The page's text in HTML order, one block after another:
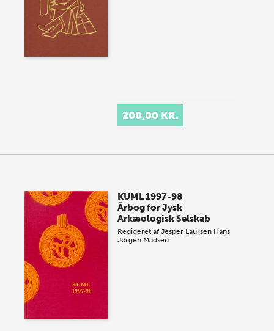
200,00 KR.
KUML 1997-98
Årbog for Jysk
Arkæologisk Selskab
Redigeret afJesper Laursen Hans
Jørgen Madsen